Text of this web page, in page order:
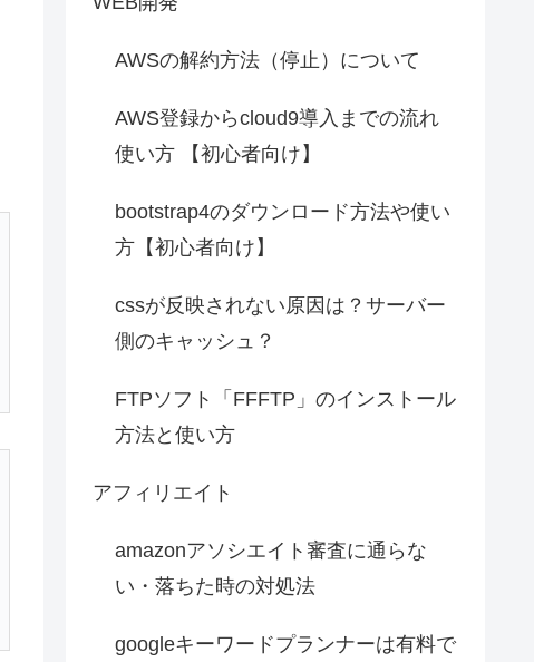
AWSの解約方法（停止）について
AWS登録からcloud9導入までの流れ
使い方 【初心者向け】
bootstrap4のダウンロード方法や使い
方【初心者向け】
cssが反映されない原因は？サーバー
側のキャッシュ？
FTPソフト「FFFTP」のインストール
方法と使い方
アフィリエイト
amazonアソシエイト審査に通らな
い・落ちた時の対処法
googleキーワードプランナーは有料で